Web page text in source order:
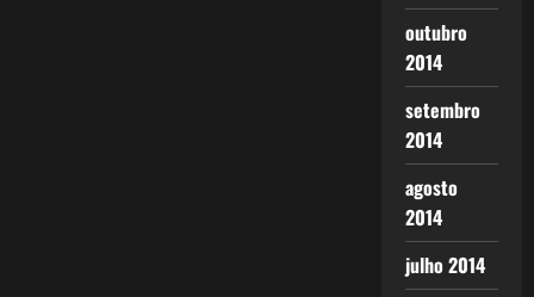
outubro
2014
setembro
2014
agosto
2014
julho 2014